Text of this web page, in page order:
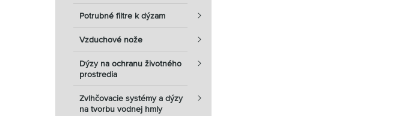
Potrubné filtre k dýzam
Vzduchové nože
Dýzy na ochranu životného
prostredia
Zvlhčovacie systémy a dýzy
na tvorbu vodnej hmly